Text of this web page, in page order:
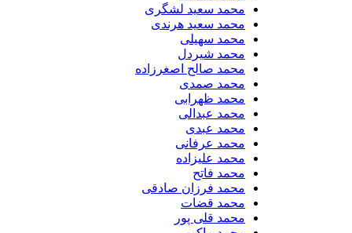
محمد سعید لشگری
محمد سعید هرندی
محمد سهیلی
​محمد شیردل
محمد صالح اصغرزاده
محمد صمدی
محمد ظهرابی
محمد عبدالی
محمد عبدی
محمد عرفانی
محمد علیزاده
محمد فاتح
محمد فرزان صادقی
محمد قضات
محمد قلی پور